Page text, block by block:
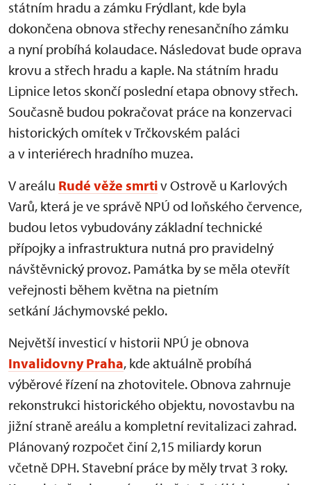
státním hradu a zámku Frýdlant, kde byla
dokončena obnova střechy renesančního zámku
a nyní probíhá kolaudace. Následovat bude oprava
krovu a střech hradu a kaple. Na státním hradu
Lipnice letos skončí poslední etapa obnovy střech.
Současně budou pokračovat práce na konzervaci
historických omítek v Trčkovském paláci
a v interiérech hradního muzea.
V areálu Rudé věže smrtiv Ostrově u Karlových
Varů, která je ve správě NPÚ od loňského července,
budou letos vybudovány základní technické
přípojky a infrastruktura nutná pro pravidelný
návštěvnický provoz. Památka by se měla otevřít
veřejnosti během května na pietním
setkání Jáchymovské peklo.
Největší investicí v historii NPÚ je obnova
Invalidovny Praha, kde aktuálně probíhá
výběrové řízení na zhotovitele. Obnova zahrnuje
rekonstrukci historického objektu, novostavbu na
jižní straně areálu a kompletní revitalizaci zahrad.
Plánovaný rozpočet činí 2,15 miliardy korun
včetně DPH. Stavební práce by měly trvat 3 roky.